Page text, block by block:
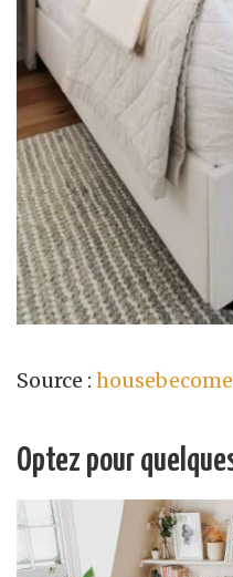
Source :
Optez pour